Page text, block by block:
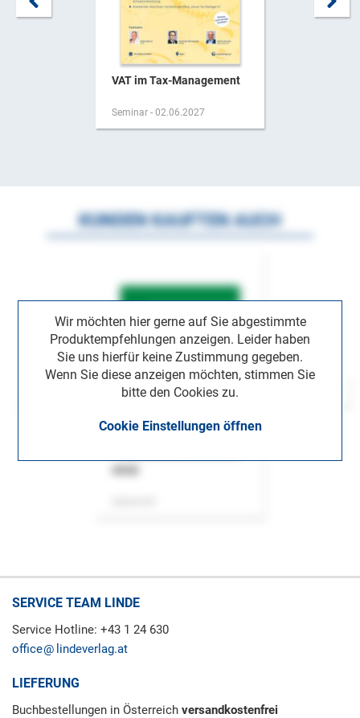
VAT im Tax-Management
Seminar - 02.06.2027
Wir möchten hier gerne auf Sie abgestimmte
Produktempfehlungen anzeigen. Leider haben
Sie uns hierfür keine Zustimmung gegeben.
Wenn Sie diese anzeigen möchten, stimmen Sie
bitte den Cookies zu.
Cookie Einstellungen öffnen
KUNDEN KAUFTEN AUCH
SERVICE TEAM LINDE
Service Hotline: +43 1 24 630
office
lindeverlag.at
LIEFERUNG
Buchbestellungen in Österreich versandkostenfrei